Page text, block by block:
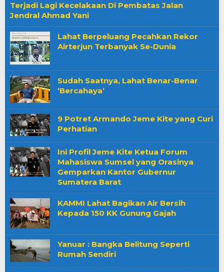
Terjadi Lagi Kecelakaan Di Pembatas Jalan
Jendral Ahmad Yani
Lahat Berpeluang Pecahkan Rekor
Airterjun Terbanyak Se-Dunia
Sudah Saatnya, Lahat Benar-Benar
‘Bercahaya’
9 Potret Armando Jeme Kite yang Curi
Perhatian
Ini Profil Jeme Kite Ketua Forum
Mahasiswa Sumsel yang Orasinya
Gemparkan Kantor Gubernur
Sumatera Barat
KAMMI Lahat Bagikan Air Bersih
Kepada 150 KK Gunung Gajah
Yanuar : Bangka Belitung Seperti
Rumah Sendiri